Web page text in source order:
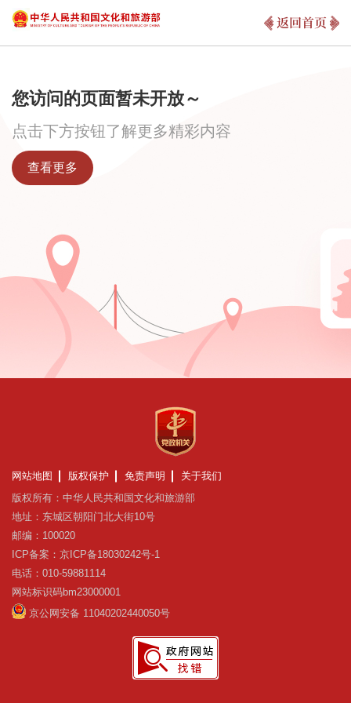
返回首页
您访问的页面暂未开放～
点击下方按钮了解更多精彩内容
查看更多
网站地图 版权保护 免责声明
关于我们
版权所有：中华人民共和国文化和旅游部
地址：东城区朝阳门北大街10号
邮编：100020
ICP备案：京ICP备18030242号-1
电话：010-59881114
网站标识码bm23000001
京公网安备 11040202440050号